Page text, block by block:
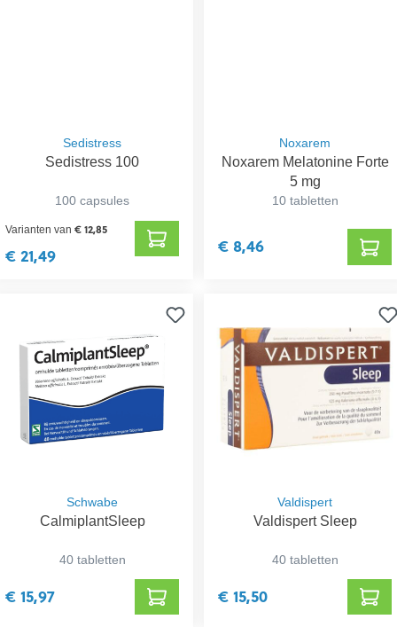
Sedistress
Sedistress 100
100 capsules
Varianten van€ 12,85
€ 21,49
Noxarem
Noxarem Melatonine Forte
5 mg
10 tabletten
€ 8,46
Schwabe
CalmiplantSleep
40 tabletten
€ 15,97
Valdispert
Valdispert Sleep
40 tabletten
€ 15,50